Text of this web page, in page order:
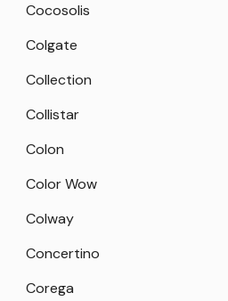
Cocosolis
Colgate
Collection
Collistar
Colon
Color Wow
Colway
Concertino
Corega